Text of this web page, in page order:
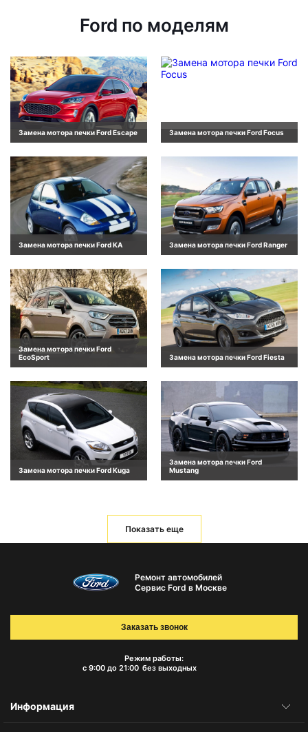
Ford по моделям
Замена мотора печки Ford Escape Замена мотора печки Ford Focus
Замена мотора печки Ford KA Замена мотора печки Ford Ranger
Замена мотора печки Ford
EcoSport
Замена мотора печки Ford Fiesta
Замена мотора печки Ford Kuga
Замена мотора печки Ford
Mustang
Показать еще
Ремонт автомобилей
Сервис Ford в Москве
Режим работы:
с 9:00 до 21:00 без выходных
Заказать звонок
Информация